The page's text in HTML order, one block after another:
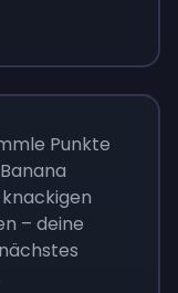
Punkte
– deine